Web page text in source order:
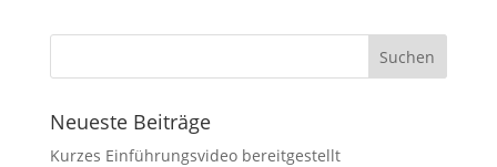
Neueste Beiträge
Kurzes Einführungsvideo bereitgestellt